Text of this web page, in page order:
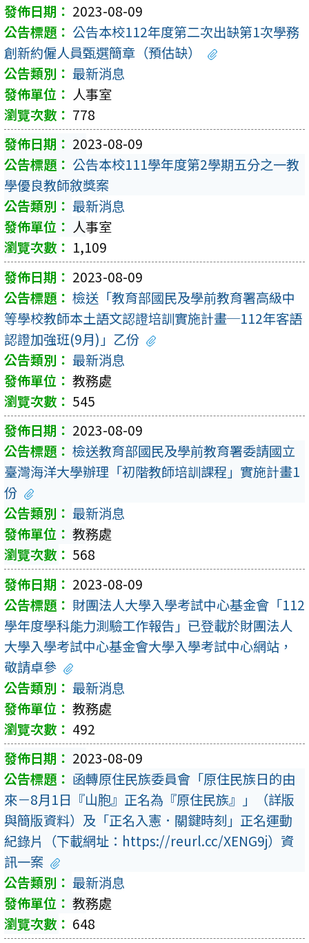
2023-08-09
公告本校112年度第二次出缺第1次學務
創新約僱人員甄選簡章（預估缺）
最新消息
人事室
778
2023-08-09
公告本校111學年度第2學期五分之一教
學優良教師敘獎案
最新消息
人事室
1,109
2023-08-09
檢送「教育部國民及學前教育署高級中
等學校教師本土語文認證培訓實施計畫─112年客語
認證加強班(9月)」乙份
最新消息
教務處
545
2023-08-09
檢送教育部國民及學前教育署委請國立
臺灣海洋大學辦理「初階教師培訓課程」實施計畫1
份
最新消息
教務處
568
2023-08-09
財團法人大學入學考試中心基金會「112
學年度學科能力測驗工作報告」已登載於財團法人
大學入學考試中心基金會大學入學考試中心網站，
敬請卓參
最新消息
教務處
492
2023-08-09
函轉原住民族委員會「原住民族日的由
來－8月1日『山胞』正名為『原住民族』」（詳版
與簡版資料）及「正名入憲．關鍵時刻」正名運動
紀錄片（下載網址：https://reurl.cc/XENG9j）資
訊一案
最新消息
教務處
648